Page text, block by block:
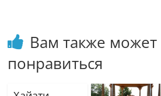
Вам также может
понравиться